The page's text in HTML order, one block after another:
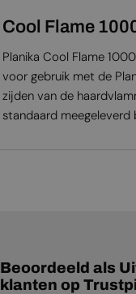
Cool Flame
Planika Cool Flame
voor gebruik met de
zijden van de
standaard
Beoordeeld als
klanten op